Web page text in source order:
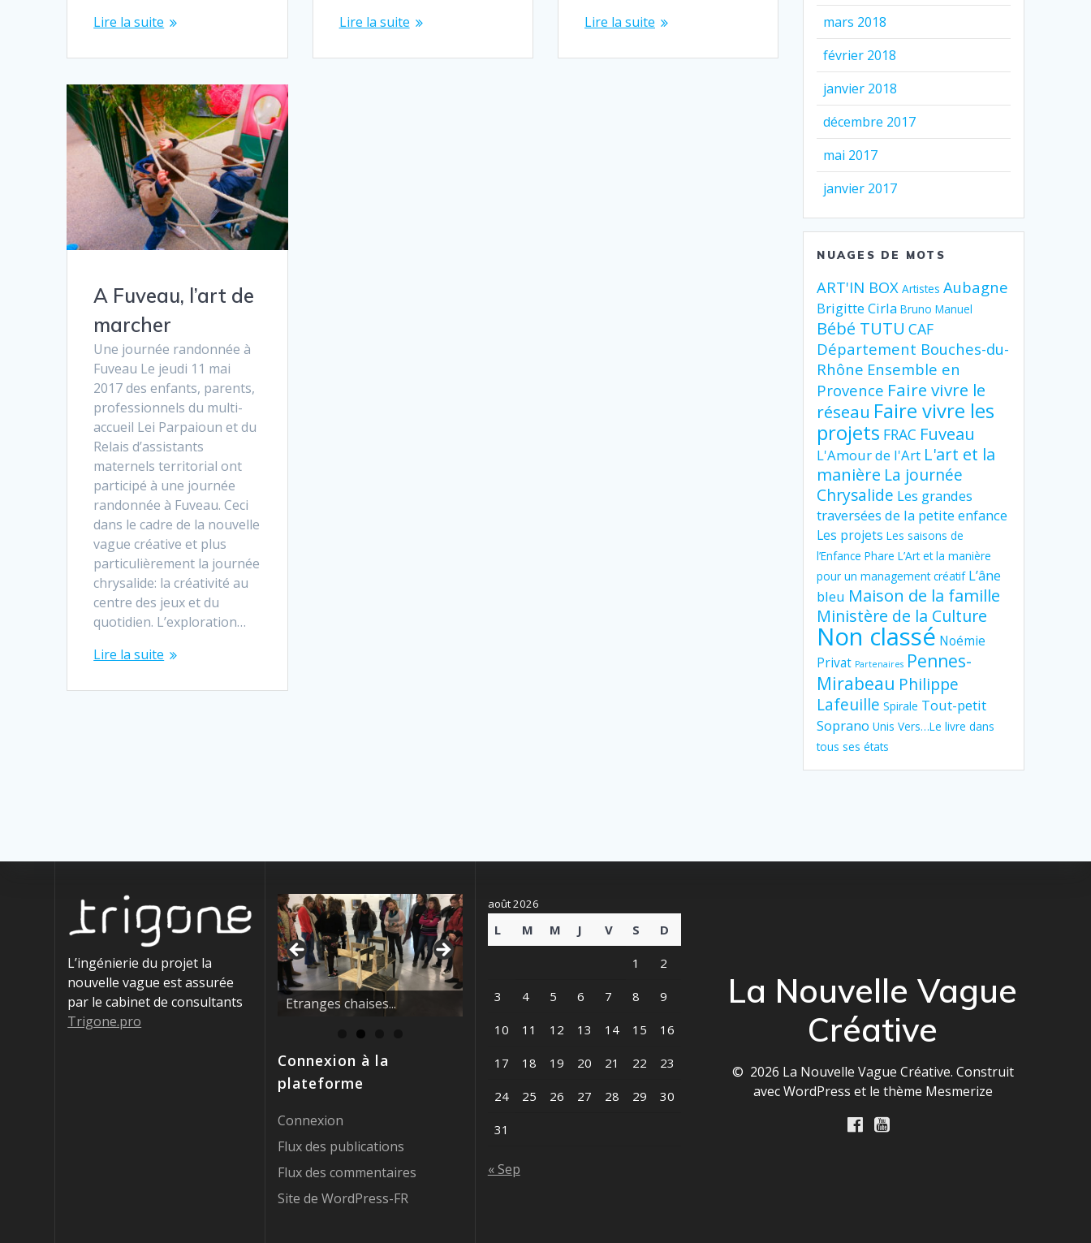
Lire la suite
Lire la suite
Lire la suite
A Fuveau, l’art de
marcher
Une journée randonnée à
Fuveau Le jeudi 11 mai
2017 des enfants, parents,
professionnels du multi-
accueil Lei Parpaioun et du
Relais d’assistants
maternels territorial ont
participé à une journée
randonnée à Fuveau. Ceci
dans le cadre de la nouvelle
vague créative et plus
particulièrement la journée
chrysalide: la créativité au
centre des jeux et du
quotidien. L’exploration…
Lire la suite
mars 2018
février 2018
janvier 2018
décembre 2017
mai 2017
janvier 2017
NUAGES DE MOTS
ART'IN BOX Artistes Aubagne
Brigitte Cirla Bruno Manuel
Bébé TUTU CAF
Département Bouches-du-
Rhône Ensemble en
Provence Faire vivre le
réseau Faire vivre les
projets FRAC Fuveau
L'Amour de l'Art L'art et la
manière La journée
Chrysalide Les grandes
traversées de la petite enfance
Les projets Les saisons de
l’Enfance Phare L’Art et la manière
pour un management créatif L’âne
bleu Maison de la famille
Ministère de la Culture
Non classé Noémie
Privat Partenaires Pennes-
Mirabeau Philippe
Lafeuille Spirale Tout-petit
Soprano Unis Vers…Le livre dans
tous ses états
L’ingénierie du projet la
nouvelle vague est assurée
par le cabinet de consultants
Trigone.pro
La nouvelle vague des
éducatrices !
Connexion à la
plateforme
Connexion
Flux des publications
Flux des commentaires
Site de WordPress-FR
août 2026
L M M J V S D
1 2
3 4 5 6 7 8 9
10 11 12 13 14 15 16
17 18 19 20 21 22 23
24 25 26 27 28 29 30
31
« Sep
La Nouvelle Vague
Créative
© 2026 La Nouvelle Vague Créative. Construit
avec WordPress et le thème Mesmerize